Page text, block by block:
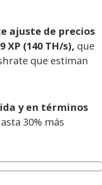
ajuste de precios
(140 TH/s), que
que estiman
y en términos
30% más